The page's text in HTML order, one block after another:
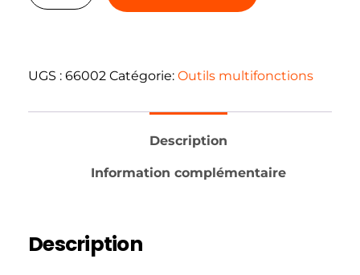
UGS : 66002 Catégorie: Outils multifonctions
Description
Information complémentaire
Description